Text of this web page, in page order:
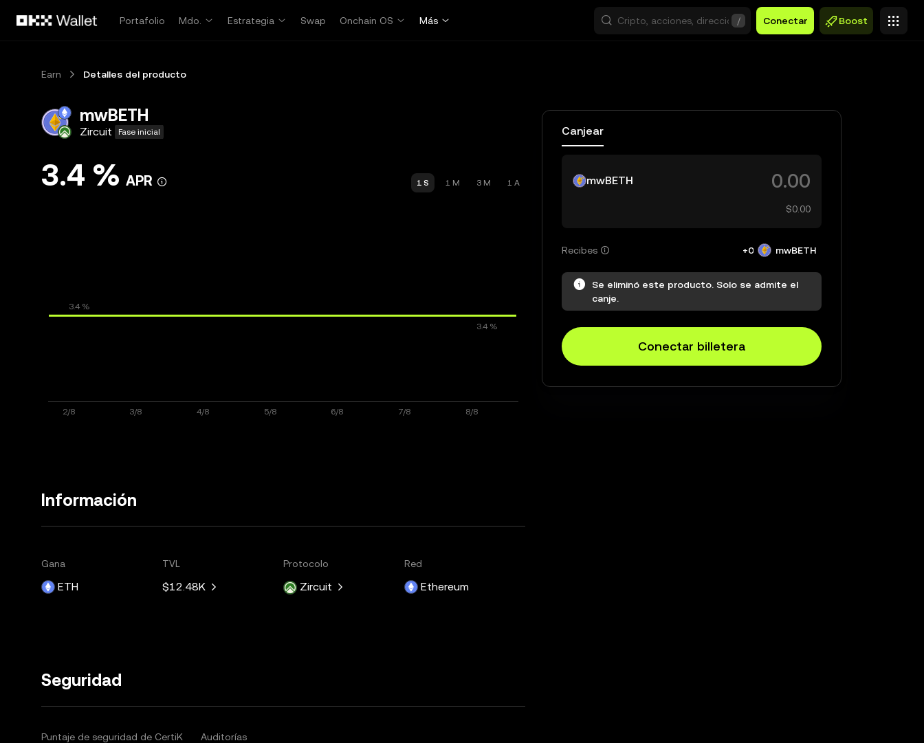
Portafolio
Mdo. Estrategia Swap Onchain OS Más / Conectar Boost
Earn Detalles del producto
mwBETH
Zircuit Fase inicial
3.4 % APR 1 S 1 M 3 M 1 A
Información
Gana
ETH
TVL
$12.48K
Protocolo
Zircuit
Red
Ethereum
Seguridad
Puntaje de seguridad de CertiK Auditorías
Canjear
mwBETH
$0.00
Recibes +0 mwBETH
Se eliminó este producto. Solo se admite el
canje.
Conectar billetera